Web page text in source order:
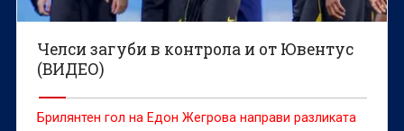
Челси загуби в контрола и от Ювентус
(ВИДЕО)
Брилянтен гол на Едон Жегрова направи разликата